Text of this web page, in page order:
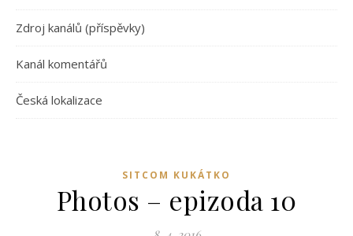
Zdroj kanálů (příspěvky)
Kanál komentářů
Česká lokalizace
SITCOM KUKÁTKO
Photos – epizoda 10